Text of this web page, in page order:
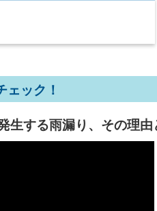
ェック！
生する雨漏り、その理由